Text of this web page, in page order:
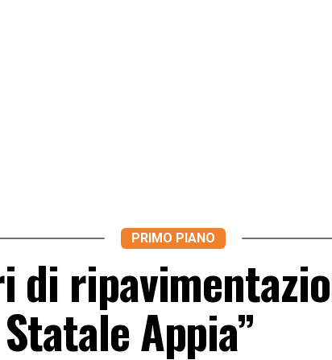
PRIMO PIANO
di
Appia”